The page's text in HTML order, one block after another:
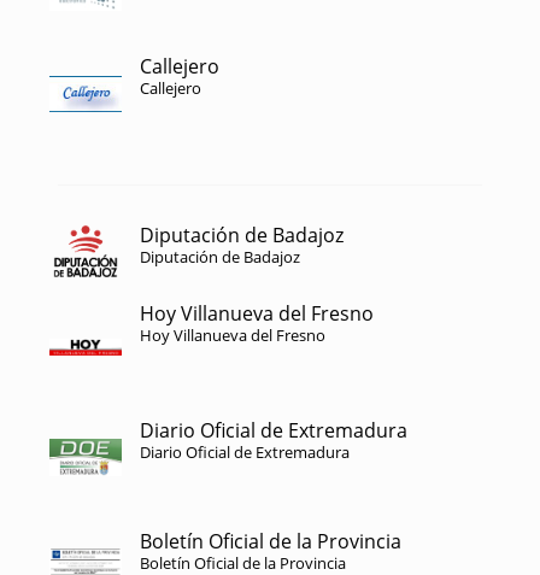
Callejero
Callejero
Diputación de Badajoz
Diputación de Badajoz
Hoy Villanueva del Fresno
Hoy Villanueva del Fresno
Diario Oficial de Extremadura
Diario Oficial de Extremadura
Boletín Oficial de la Provincia
Boletín Oficial de la Provincia